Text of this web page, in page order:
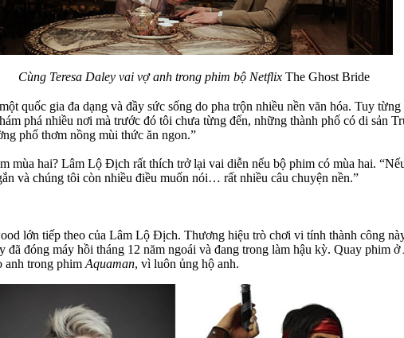
Cùng Teresa Daley vai vợ anh trong phim bộ NetflixThe Ghost Bride
quốc gia đa dạng và đầy sức sống do pha trộn nhiều nền văn hóa. Tuy
phá nhiều nơi mà trước đó tôi chưa từng đến, những thành phố có di sản
phố thơm nồng mùi thức ăn ngon.”
mùa hai? Lâm Lộ Địch rất thích trở lại vai diễn nếu bộ phim có mùa hai.
và chúng tôi còn nhiều điều muốn nói… rất nhiều câu chuyện nền.”
lớn tiếp theo của Lâm Lộ Địch. Thương hiệu trò chơi vi tính thành công
đóng máy hồi tháng 12 năm ngoái và đang trong làm hậu kỳ. Quay phim
anh trong phim Aquaman, vì luôn ủng hộ anh.